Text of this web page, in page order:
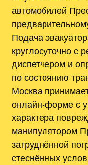
автомобилей
Подача
круглосуточно с
диспетчером и
по состоянию
Москва
онлайн‑форме с
характера
манипулятором
затруднённой
стеснённых